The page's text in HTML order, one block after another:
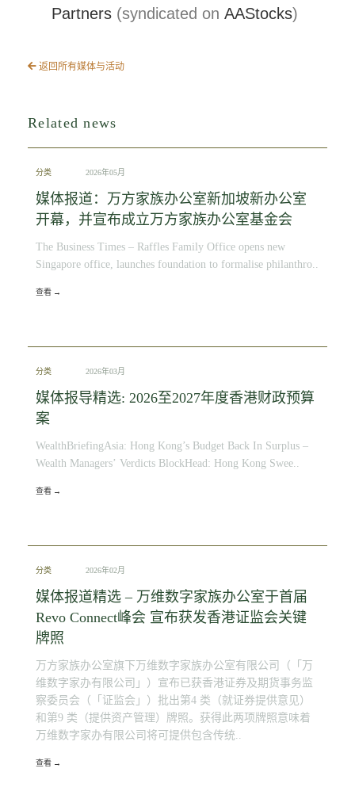
Partners (syndicated on AAStocks)
返回所有媒体与活动
Related news
分类 2026年05月
媒体报道：万方家族办公室新加坡新办公室
开幕，并宣布成立万方家族办公室基金会
The Business Times – Raffles Family Office opens new
Singapore office, launches foundation to formalise philanthro..
查看 →
分类 2026年03月
媒体报导精选: 2026至2027年度香港财政预算
案
WealthBriefingAsia: Hong Kong’s Budget Back In Surplus –
Wealth Managers’ Verdicts BlockHead: Hong Kong Swee..
查看 →
分类 2026年02月
媒体报道精选 – 万维数字家族办公室于首届
Revo Connect峰会 宣布获发香港证监会关键
牌照
万方家族办公室旗下万维数字家族办公室有限公司（「万
维数字家办有限公司」）宣布已获香港证券及期货事务监
察委员会（「证监会」）批出第4 类（就证券提供意见）
和第9 类（提供资产管理）牌照。获得此两项牌照意味着
万维数字家办有限公司将可提供包含传统..
查看 →